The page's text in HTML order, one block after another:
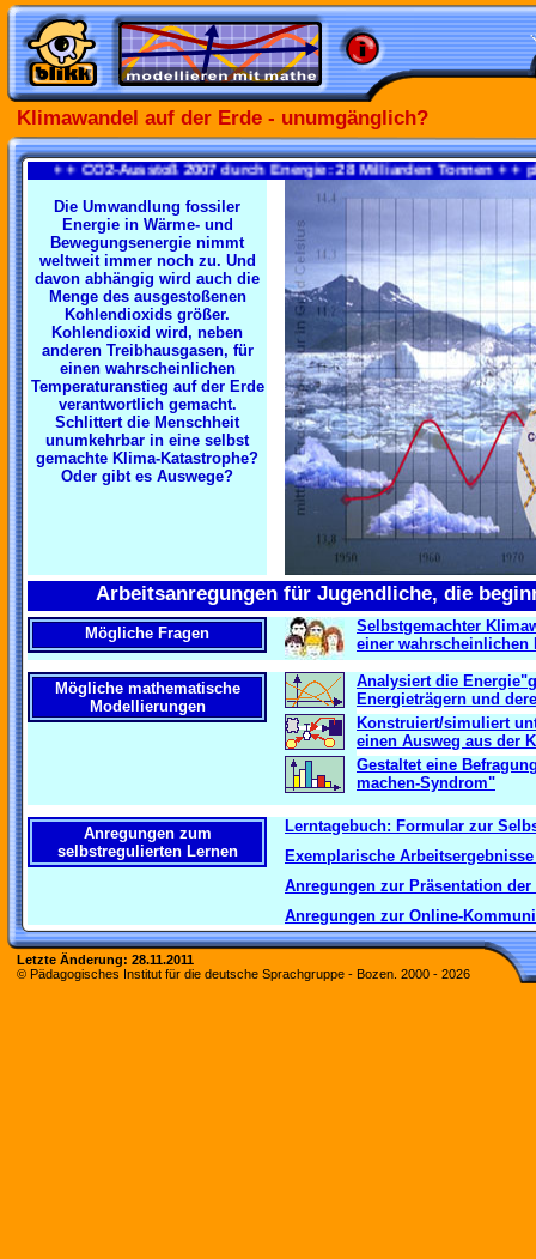
Klimawandel auf der Erde - unumgänglich?
+ + CO2-Ausstoß 2007 durch Energie: 28 Milliarden Tonnen + +
Die Umwandlung fossiler
Energie in Wärme- und
Bewegungsenergie nimmt
weltweit immer noch zu. Und
davon abhängig wird auch die
Menge des ausgestoßenen
Kohlendioxids größer.
Kohlendioxid wird, neben
anderen Treibhausgasen, für
einen wahrscheinlichen
Temperaturanstieg auf der Erde
verantwortlich gemacht.
Schlittert die Menschheit
unumkehrbar in eine selbst
gemachte Klima-Katastrophe?
Oder gibt es Auswege?
Arbeitsanregungen für Jugendliche, die
Mögliche Fragen
Selbstgemachter
einer wahrscheinlichen
Mögliche mathematische
Modellierungen
Analysiert die
Energieträgern und
Konstruiert/simuliert
einen Ausweg aus der
Gestaltet eine
machen-Syndrom"
Anregungen zum
selbstregulierten Lernen
Lerntagebuch: Formular zur
Exemplarische
Anregungen zur Präsentation
Anregungen zur Online-
Letzte Änderung: 28.11.2011
© Pädagogisches Institut für die deutsche Sprachgruppe - Bozen. 2000 - 2026